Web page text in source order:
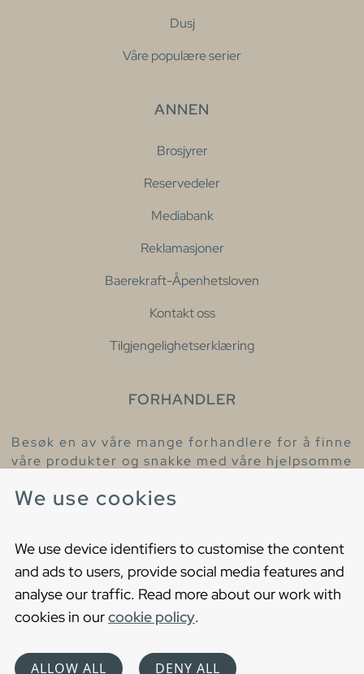
We use cookies
We use device identifiers to customise the content
and ads to users, provide social media features and
analyse our traffic. Read more about our work with
cookies in ourcookie policy.
ALLOW ALL DENY ALL
Dusj
Våre populære serier
ANNEN
Brosjyrer
Reservedeler
Mediabank
Reklamasjoner
Baerekraft-Åpenhetsloven
Kontakt oss
Tilgjengelighetserklæring
FORHANDLER
Besøk en av våre mange forhandlere for å finne
våre produkter og snakke med våre hjelpsomme
Cookies
Privacy statement